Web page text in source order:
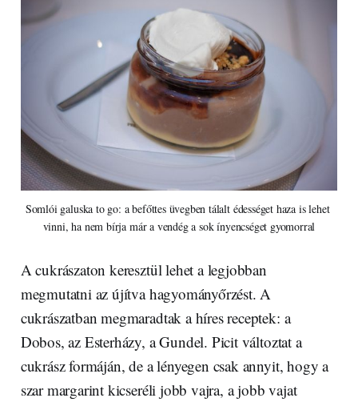
Somlói galuska to go: a befőttes üvegben tálalt édességet haza is lehet
vinni, ha nem bírja már a vendég a sok ínyencséget gyomorral
A cukrászaton keresztül lehet a legjobban
megmutatni az újítva hagyományőrzést. A
cukrászatban megmaradtak a híres receptek: a
Dobos, az Esterházy, a Gundel. Picit változtat a
cukrász formáján, de a lényegen csak annyit, hogy a
szar margarint kicseréli jobb vajra, a jobb vajat